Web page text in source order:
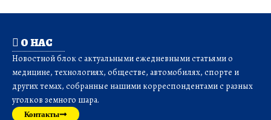
О НАС
Новостной блок с актуальными ежедневными статьями о
медицине, технологиях, обществе, автомобилях, спорте и
других темах, собранные нашими корреспондентами с разных
уголков земного шара.
Контакты